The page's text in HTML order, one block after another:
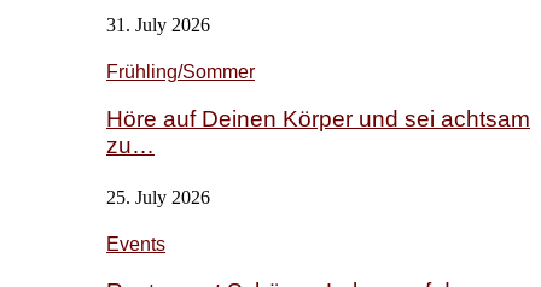
31. July 2026
Frühling/Sommer
Höre auf Deinen Körper und sei achtsam
zu…
25. July 2026
Events